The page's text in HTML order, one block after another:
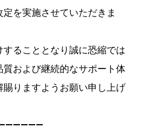
を実施させていただきま
ることとなり誠に恐縮では
および継続的なサポート体
りますようお願い申し上げ